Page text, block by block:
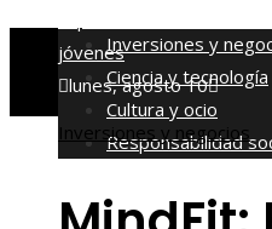
jóvenes
lunes, agosto 10
Inversiones y
Ciencia y tecnología
Cultura y ocio
Responsabilidad
Inversiones y negocios